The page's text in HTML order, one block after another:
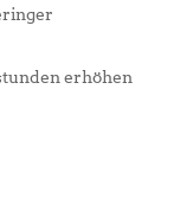
erhöhen